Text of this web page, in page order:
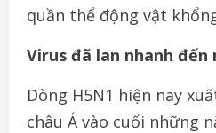
quần thể động vật
Virus đã lan nhanh đến
Dòng H5N1 hiện nay
châu Á vào cuối những